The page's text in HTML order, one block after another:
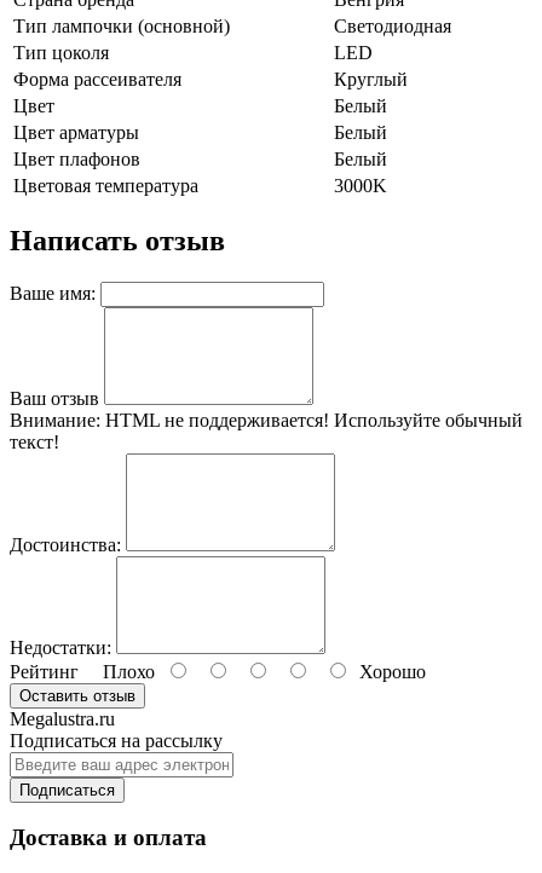
Тип лампочки (основной)
Светодиодная
Тип цоколя
LED
Форма рассеивателя
Круглый
Цвет
Белый
Цвет арматуры
Белый
Цвет плафонов
Белый
Цветовая температура
3000K
Написать отзыв
Ваше имя:
Ваш отзыв
Внимание: HTML не поддерживается! Используйте обычный
текст!
Достоинства:
Недостатки:
Рейтинг Плохо Хорошо
Оставить отзыв
Megalustra.ru
Подписаться на рассылку
Подписаться
Доставка и оплата